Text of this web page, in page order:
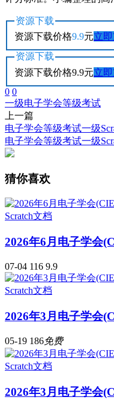
资源下载
资源下载价格9.9元立
资源下载
资源下载价格9.9元立
0 0
一级电子学会等级考试
上一篇
电子学会等级考试一级
电子学会等级考试一级
猜你喜欢
Scratch文档
2026年6月电子学会
07-04 116 9.9
Scratch文档
2026年3月电子学会
05-19 186免费
Scratch文档
2026年3月电子学会